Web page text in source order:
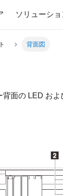
ソリューショ
背面図
面の LED お